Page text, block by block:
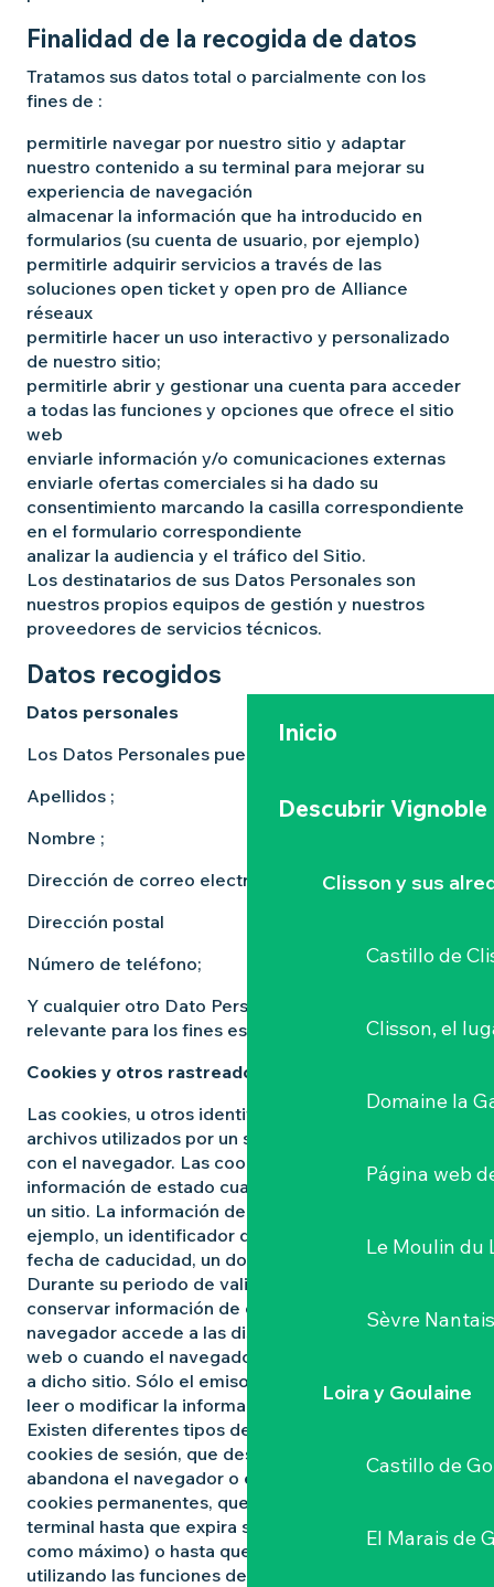
Inicio
Descubrir Vignoble
Clisson y sus
Castillo de
Clisson, el
Domaine la
Página web
Le Moulin du
Sèvre
Loira y Goulaine
Castillo de
El Marais de
Finalidad de la recogida de datos
Tratamos sus datos total o parcialmente con los
fines de :
permitirle navegar por nuestro sitio y adaptar
nuestro contenido a su terminal para mejorar su
experiencia de navegación
almacenar la información que ha introducido en
formularios (su cuenta de usuario, por ejemplo)
permitirle adquirir servicios a través de las
soluciones open ticket y open pro de Alliance
réseaux
permitirle hacer un uso interactivo y personalizado
de nuestro sitio;
permitirle abrir y gestionar una cuenta para acceder
a todas las funciones y opciones que ofrece el sitio
web
enviarle información y/o comunicaciones externas
enviarle ofertas comerciales si ha dado su
consentimiento marcando la casilla correspondiente
en el formulario correspondiente
analizar la audiencia y el tráfico del Sitio.
Los destinatarios de sus Datos Personales son
nuestros propios equipos de gestión y nuestros
proveedores de servicios técnicos.
Datos recogidos
Datos personales
Los Datos Personales pueden incluir lo siguiente
Apellidos ;
Nombre ;
Dirección de correo electrónico ;
Dirección postal
Número de teléfono;
Y cualquier otro Dato Personal que pueda ser
relevante para los fines establecidos a continuación.
Cookies y otros rastreadores
Las cookies, u otros identificadores similares, son
archivos utilizados por un servidor para comunicarse
con el navegador. Las cookies permiten enviar
información de estado cuando un usuario consulta
un sitio. La información de estado puede ser, por
ejemplo, un identificador de sesión, un idioma, una
fecha de caducidad, un dominio de respuesta, etc.
Durante su periodo de validez, las cookies permiten
conservar información de estado cuando un
navegador accede a las distintas páginas de un sitio
web o cuando el navegador vuelve posteriormente
a dicho sitio. Sólo el emisor de una cookie puede
leer o modificar la información contenida en ella.
Existen diferentes tipos de cookies
cookies de sesión, que desaparecen en cuanto
abandona el navegador o el sitio ;
cookies permanentes, que permanecen en su
terminal hasta que expira su vida útil (12 meses
como máximo) o hasta que usted las suprime
utilizando las funciones de su navegador.